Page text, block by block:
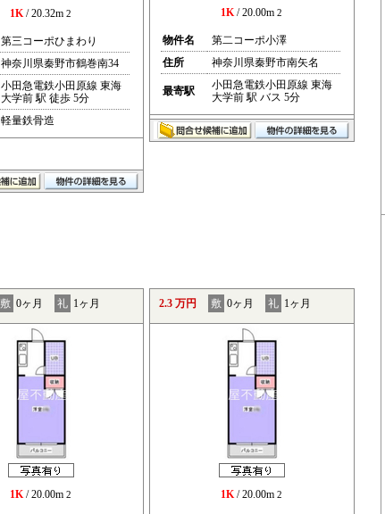
1K/ 20.32m 2
第三コーポひまわり
神奈川県秦野市鶴巻南34
小田急電鉄小田原線 東海
大学前 駅 徒歩 5分
軽量鉄骨造
1K/ 20.00m 2
物件名
第二コーポ小澤
住所
神奈川県秦野市南矢名
最寄駅
小田急電鉄小田原線 東海
大学前 駅 バス 5分
敷 0ヶ月 礼 1ヶ月
1K/ 20.00m 2
2.3 万円 敷 0ヶ月 礼 1ヶ月
1K/ 20.00m 2